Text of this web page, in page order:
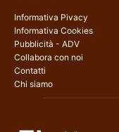
Informativa Pivacy
Informativa Cookies
Pubblicità - ADV
Collabora con noi
Contatti
Chi siamo